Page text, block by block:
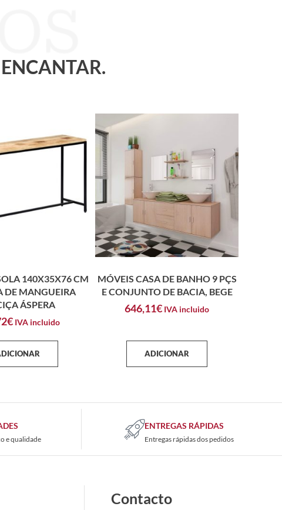
140X35X76 CM
DE MANGUEIRA
ÁSPERA
€ IVA incluido
MÓVEIS CASA DE BANHO 9 PÇS
E CONJUNTO DE BACIA, BEGE
646,11€ IVA incluido
ADICIONAR
e qualidade
ENTREGAS RÁPIDAS
Entregas rápidas dos pedidos
Contacto